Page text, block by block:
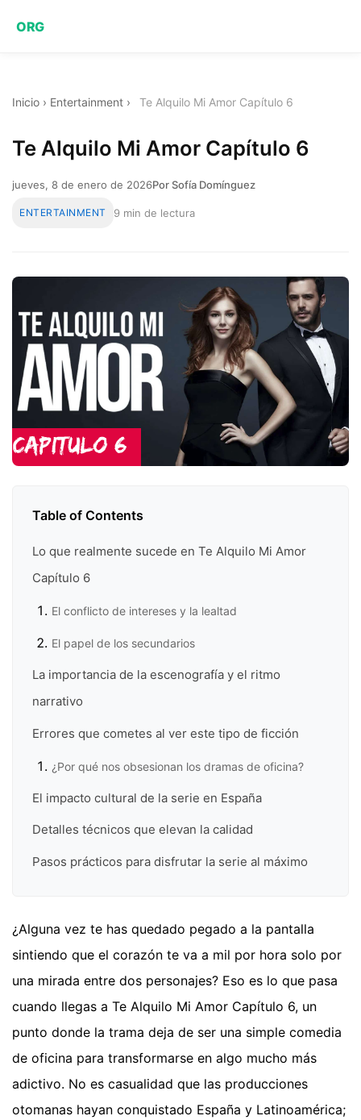
ORG
Inicio › Entertainment › Te Alquilo Mi Amor Capítulo 6
Te Alquilo Mi Amor Capítulo 6
jueves, 8 de enero de 2026Por Sofía Domínguez
ENTERTAINMENT 9 min de lectura
Table of Contents
Lo que realmente sucede en Te Alquilo Mi Amor
Capítulo 6
El conflicto de intereses y la lealtad
El papel de los secundarios
La importancia de la escenografía y el ritmo
narrativo
Errores que cometes al ver este tipo de ficción
¿Por qué nos obsesionan los dramas de oficina?
El impacto cultural de la serie en España
Detalles técnicos que elevan la calidad
Pasos prácticos para disfrutar la serie al máximo
¿Alguna vez te has quedado pegado a la pantalla
sintiendo que el corazón te va a mil por hora solo por
una mirada entre dos personajes? Eso es lo que pasa
cuando llegas a Te Alquilo Mi Amor Capítulo 6, un
punto donde la trama deja de ser una simple comedia
de oficina para transformarse en algo mucho más
adictivo. No es casualidad que las producciones
otomanas hayan conquistado España y Latinoamérica;